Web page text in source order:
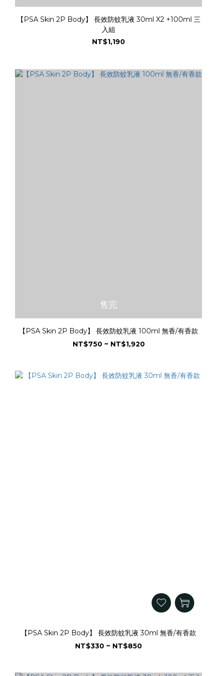
【PSA Skin 2P Body】 長效防蚊乳液 30ml X2 +100ml 三
入組
NT$1,190
售完
【PSA Skin 2P Body】 長效防蚊乳液 100ml 無香/有香款
NT$750 ~ NT$1,920
【PSA Skin 2P Body】 長效防蚊乳液 30ml 無香/有香款
NT$330 ~ NT$850